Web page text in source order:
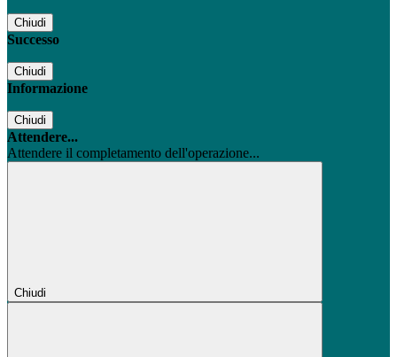
Chiudi
Successo
Chiudi
Informazione
Chiudi
Attendere...
Attendere il completamento dell'operazione...
Chiudi